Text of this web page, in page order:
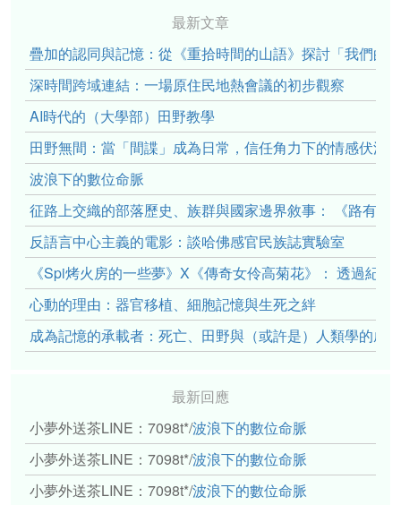
最新文章
疊加的認同與記憶：從《重拾時間的山語》探討「我們的
深時間跨域連結：一場原住民地熱會議的初步觀察
AI時代的（大學部）田野教學
田野無間：當「間諜」成為日常，信任角力下的情感伏流
波浪下的數位命脈
征路上交織的部落歷史、族群與國家邊界敘事： 《路有
反語言中心主義的電影：談哈佛感官民族誌實驗室
《Spi烤火房的一些夢》X《傳奇女伶高菊花》： 透過紀
心動的理由：器官移植、細胞記憶與生死之絆
成為記憶的承載者：死亡、田野與（或許是）人類學的成
最新回應
小夢外送茶LINE：7098t*/波浪下的數位命脈
小夢外送茶LINE：7098t*/波浪下的數位命脈
小夢外送茶LINE：7098t*/波浪下的數位命脈